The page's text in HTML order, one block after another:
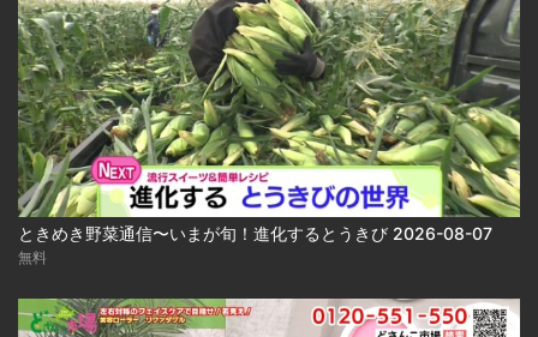
ときめき野菜通信〜いまが旬！進化するとうきび 2026-08-07
無料